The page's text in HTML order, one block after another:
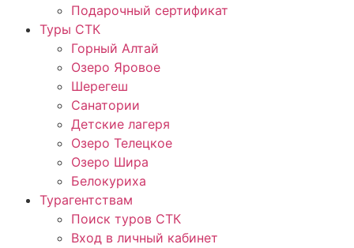
Подарочный сертификат
Туры СТК
Горный Алтай
Озеро Яровое
Шерегеш
Санатории
Детские лагеря
Озеро Телецкое
Озеро Шира
Белокуриха
Турагентствам
Поиск туров СТК
Вход в личный кабинет